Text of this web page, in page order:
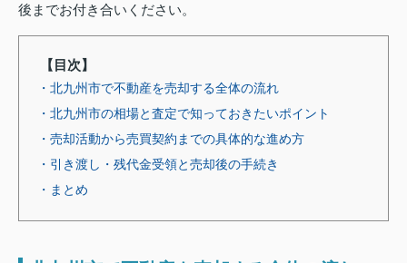
後までお付き合いください。
【目次】
・北九州市で不動産を売却する全体の流れ
・北九州市の相場と査定で知っておきたいポイント
・売却活動から売買契約までの具体的な進め方
・引き渡し・残代金受領と売却後の手続き
・まとめ